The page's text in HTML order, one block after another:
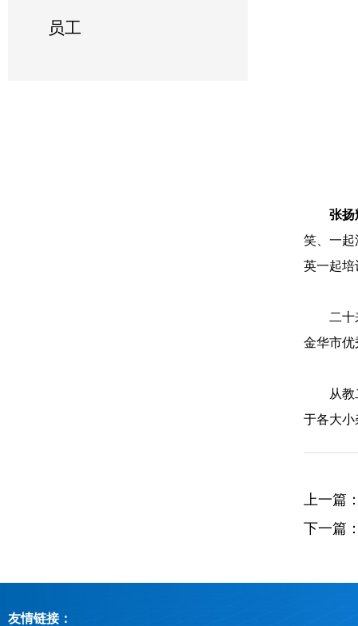
员工
张扬
笑、一起
英一起培
二
金华市优
从
于各大小
上一篇
下一篇
友情链接：